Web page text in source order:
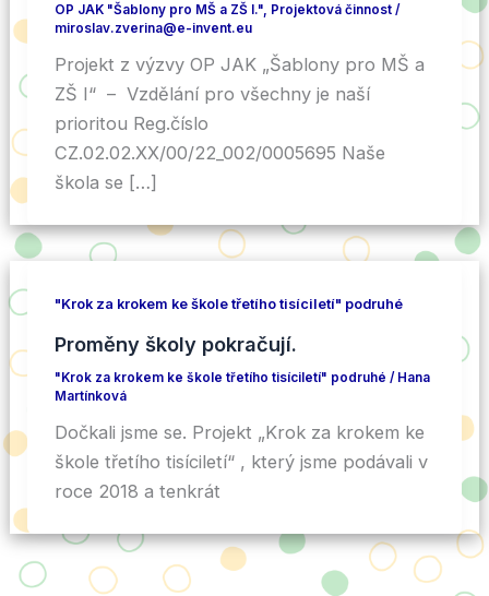
OP JAK "Šablony pro MŠ a ZŠ I.", Projektová činnost/
miroslav.zverina@e-invent.eu
Projekt z výzvy OP JAK „Šablony pro MŠ a
ZŠ I“ – Vzdělání pro všechny je naší
prioritou Reg.číslo
CZ.02.02.XX/00/22_002/0005695 Naše
škola se […]
"Krok za krokem ke škole třetího tisíciletí" podruhé
Proměny školy pokračují.
"Krok za krokem ke škole třetího tisíciletí" podruhé / Hana
Martínková
Dočkali jsme se. Projekt „Krok za krokem ke
škole třetího tisíciletí“ , který jsme podávali v
roce 2018 a tenkrát